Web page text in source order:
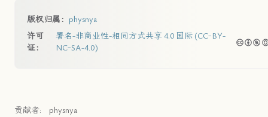
版权归属： physnya
许可
证：
署名-非商业性-相同方式共享 4.0 国际 (CC-BY-
NC-SA-4.0)
贡献者: physnya